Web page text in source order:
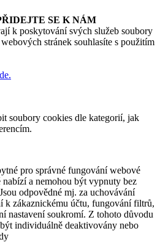
SE K NÁM
k poskytování svých služeb soubory
stránek souhlasíte s použitím
soubory cookies dle kategorií, jak
pro správné fungování webové
a nemohou být vypnuty bez
odpovědné mj. za uchovávání
k zákaznickému účtu, fungování filtrů,
nastavení soukromí. Z tohoto důvodu
individuálně deaktivovány nebo